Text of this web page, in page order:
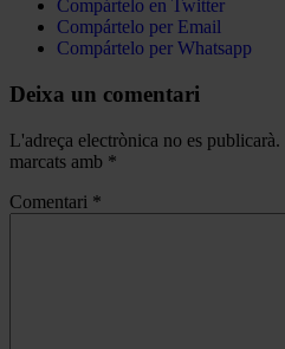
Compártelo en Twitter
Compártelo per Email
Compártelo per Whatsapp
Deixa un comentari
L'adreça electrònica no es publicarà.
marcats amb *
Comentari *